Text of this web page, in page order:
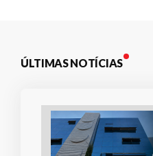
ÚLTIMAS NOTÍCIAS